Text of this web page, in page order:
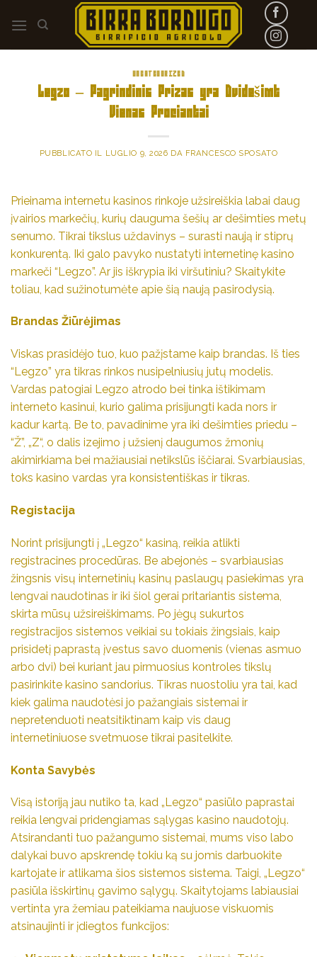
UNCATEGORIZED
Legzo – Pagrindinis Prizas yra Dvidešimt
Vienas Prociantai
PUBBLICATO IL LUGLIO 9, 2026 DA FRANCESCO SPOSATO
Prieinama internetu kasinos rinkoje užsireiškia labai daug
įvairios markečių, kurių dauguma šešių ar dešimties metų
senumo. Tikrai tikslus uždavinys – surasti naują ir stiprų
konkurentą. Iki galo pavyko nustatyti internetinę kasino
markeči “Legzo”. Ar jis iškrypia iki viršutiniu? Skaitykite
toliau, kad sužinotumėte apie šią naują pasirodysią.
Brandas Žiūrėjimas
Viskas prasidėjo tuo, kuo pažįstame kaip brandas. Iš ties
“Legzo” yra tikras rinkos nusipelniusių jutų modelis.
Vardas patogiai Legzo atrodo bei tinka ištikimam
interneto kasinui, kurio galima prisijungti kada nors ir
kadur kartą. Be to, pavadinime yra iki dešimties priedu –
“Ž”, „Z“, o dalis izejimo į užsienį daugumos žmonių
akimirkiama bei mažiausiai netikslūs iščiarai. Svarbiausias,
toks kasino vardas yra konsistentiškas ir tikras.
Registacija
Norint prisijungti į „Legzo“ kasiną, reikia atlikti
registracines procedūras. Be abejonės – svarbiausias
žingsnis visų internetinių kasinų paslaugų pasiekimas yra
lengvai naudotinas ir iki šiol gerai pritariantis sistema,
skirta mūsų užsireiškimams. Po jėgų sukurtos
registracijos sistemos veikiai su tokiais žingsiais, kaip
prisidetį paprastą įvestus savo duomenis (vienas asmuo
arbo dvi) bei kuriant jau pirmuosius kontroles tikslų
pasirinkite kasino sandorius. Tikras nuostoliu yra tai, kad
kiek galima naudotėsi jo pažangiais sistemai ir
nepretenduoti neatsitiktinam kaip vis daug
internetiniuose svetmuose tikrai pasitelkite.
Konta Savybės
Visą istoriją jau nutiko ta, kad „Legzo“ pasiūlo paprastai
reikia lengvai pridengiamas sąlygas kasino naudotojų.
Atsirandanti tuo pažangumo sistemai, mums viso labo
dalykai buvo apskrendę tokiu ką su jomis darbuokite
kartojate ir atlikama šios sistemos sistema. Taigi, „Legzo“
pasiūla išskirtinų gavimo sąlygų. Skaitytojams labiausiai
vertinta yra žemiau pateikiama naujuose viskuomis
atsinaujinti ir įdiegtos funkcijos: